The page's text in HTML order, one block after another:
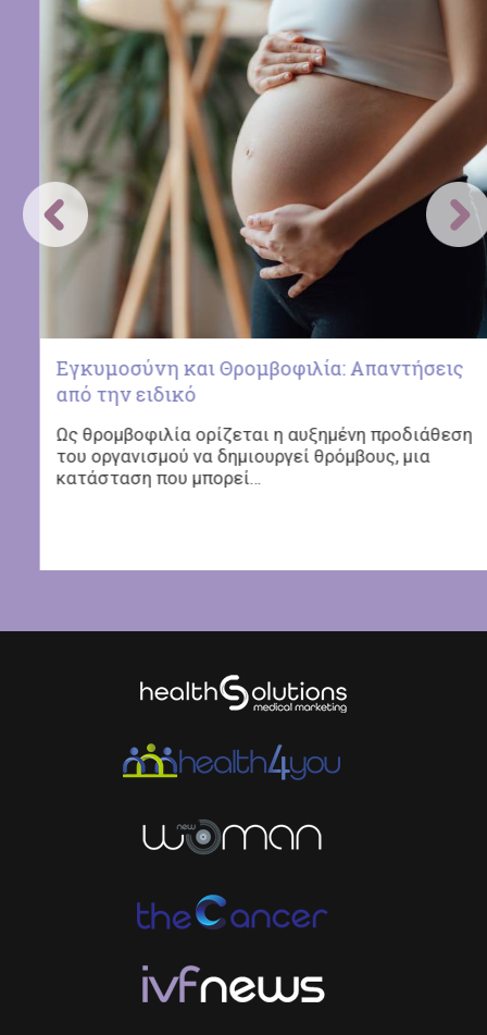
Καρκίνος του μαστού: Πότε θα πρέπει να
γίνεται γενετικός έλεγχος;
Ημέρα κατά του Καρκίνου του Μαστού και
έρχεται…